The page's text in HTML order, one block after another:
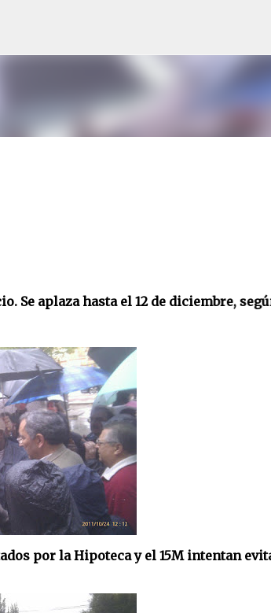
hasta el 12 de diciembre, según la
por la Hipoteca y el 15M intentan